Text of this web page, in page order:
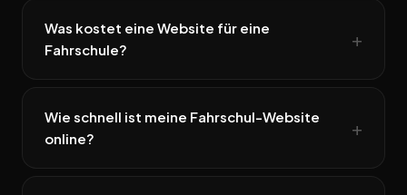
Was kostet eine Website für eine
Fahrschule?
Wie schnell ist meine Fahrschul-Website
online?